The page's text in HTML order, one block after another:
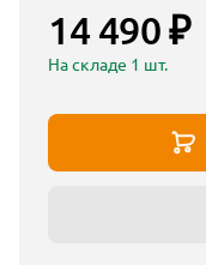
14 490 ₽
На складе 1 шт.